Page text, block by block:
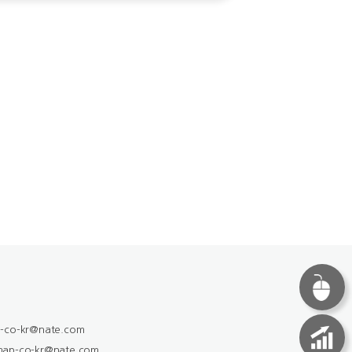
co-kr@nate.com